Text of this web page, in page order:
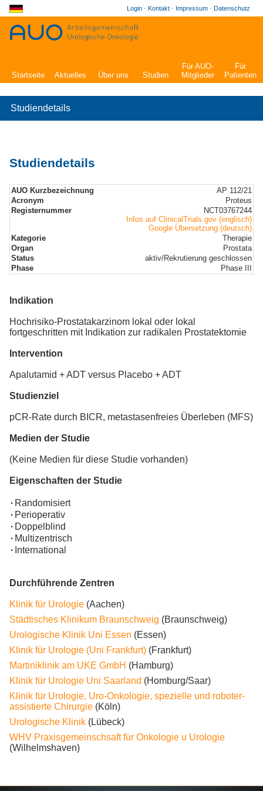
Login · Kontakt · Impressum · Datenschutz
Startseite Aktuelles Über uns Studien
Für AUO-
Mitglieder
Für
Patienten
Studiendetails
Studiendetails
AUO Kurzbezeichnung
AP 112/21
Acronym
Proteus
Registernummer
NCT03767244
Infos auf ClinicalTrials.gov (englisch)
Google Übersetzung (deutsch)
Kategorie
Therapie
Organ
Prostata
Status
aktiv/Rekrutierung geschlossen
Phase
Phase III
Indikation
Hochrisiko-Prostatakarzinom lokal oder lokal
fortgeschritten mit Indikation zur radikalen Prostatektomie
Intervention
Apalutamid + ADT versus Placebo + ADT
Studienziel
pCR-Rate durch BICR, metastasenfreies Überleben (MFS)
Medien der Studie
(Keine Medien für diese Studie vorhanden)
Eigenschaften der Studie
· Randomisiert
· Perioperativ
· Doppelblind
· Multizentrisch
· International
Durchführende Zentren
Klinik für Urologie (Aachen)
Städtisches Klinikum Braunschweig (Braunschweig)
Urologische Klinik Uni Essen (Essen)
Klinik für Urologie (Uni Frankfurt) (Frankfurt)
Martiniklinik am UKE GmbH (Hamburg)
Klinik für Urologie Uni Saarland (Homburg/Saar)
Klinik für Urologie, Uro-Onkologie, spezielle und roboter-
assistierte Chirurgie (Köln)
Urologische Klinik (Lübeck)
WHV Praxisgemeinschsaft für Onkologie u Urologie
(Wilhelmshaven)